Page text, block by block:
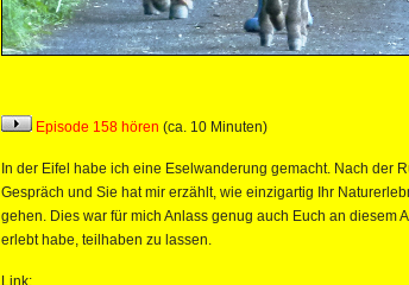
Episode 158 hören (ca. 10 Minuten)
In der Eifel habe ich eine Eselwanderung gemacht. Nach der
Gespräch und Sie hat mir erzählt, wie einzigartig Ihr
gehen. Dies war für mich Anlass genug auch Euch an diesem
erlebt habe, teilhaben zu lassen.
Link: